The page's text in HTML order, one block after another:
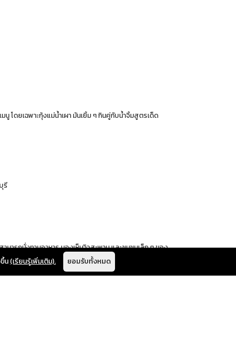
ดยเฉพาะกุ้งแม่น้ำเผา มันเยิ้ม ๆ กินคู่กับน้ำจิ้มสูตรเด็ด
รี
ารถนั่งทานอาหาร มองเห็นวิวสะพาน และชุมชนเล็ก ๆ ของ
สชาติจัดจ้านถึงใจ เด็ดจริงอะไรจริง
น(เรียนรู้เพิ่มเติม). ยอมรับทั้งหมด